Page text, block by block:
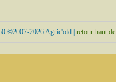
©2007-2026 Agric'old |retour haut